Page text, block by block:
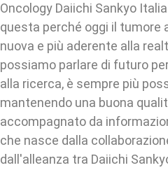
Oncology Daiichi Sankyo
questa perché oggi il tumore
nuova e più aderente alla
possiamo parlare di futuro
alla ricerca, è sempre più
mantenendo una buona
accompagnato da
che nasce dalla
dall'alleanza tra Daiichi